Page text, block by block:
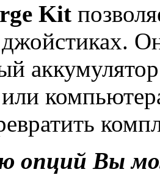
Kit
джойстиках.
или
опций Вы